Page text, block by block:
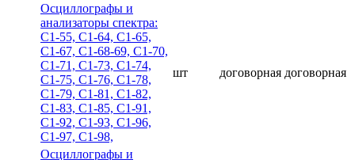
Осциллографы и
анализаторы спектра:
С1-55, С1-64, С1-65,
С1-67, С1-68-69, С1-70,
С1-71, С1-73, С1-74,
С1-75, С1-76, С1-78,
С1-79, С1-81, С1-82,
С1-83, С1-85, С1-91,
С1-92, С1-93, С1-96,
С1-97, С1-98,
шт договорная договорная
Осциллографы и